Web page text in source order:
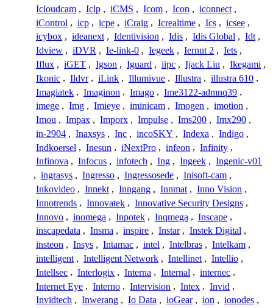
Icloudcam , Iclp , iCMS , Icom , Icon , iconnect ,
iControl , icp , icpe , iCraig , Icrealtime , Ics , icsee ,
icybox , ideanext , Identivision , Idis , Idis Global , Idt ,
Idview , iDVR , Ie-link-0 , Iegeek , Iernut 2 , Iets ,
Iflux , iGET , Igson , Iguard , iipc , Ijack Liu , Ikegami ,
Ikonic , Ildvr , iLink , Illumivue , Illustra , illustra 610 ,
Imagiatek , Imaginon , Imago , Ime3122-admnq39 ,
imege , Img , Imieye , iminicam , Imogen , imotion ,
Imou , Impax , Imporx , Impulse , Ims200 , Imx290 ,
in-2904 , Inaxsys , Inc , incoSKY , Indexa , Indigo ,
Indkoersel , Inesun , iNextPro , infeon , Infinity ,
Infinova , Infocus , infotech , Ing , Ingeek , Ingenic-v01
, ingrasys , Ingresso , Ingressosede , Inisoft-cam ,
Inkovideo , Innekt , Inngang , Innmat , Inno Vision ,
Innotrends , Innovatek , Innovative Security Designs ,
Innovo , inomega , Inpotek , Inqmega , Inscape ,
inscapedata , Insma , inspire , Instar , Instek Digital ,
insteon , Insys , Intamac , intel , Intelbras , Intelkam ,
intelligent , Intelligent Network , Intellinet , Intellio ,
Intellsec , Interlogix , Interna , Internal , internec ,
Internet Eye , Interno , Intervision , Intex , Invid ,
Invidtech , Inwerang , Io Data , ioGear , ion , ionodes ,